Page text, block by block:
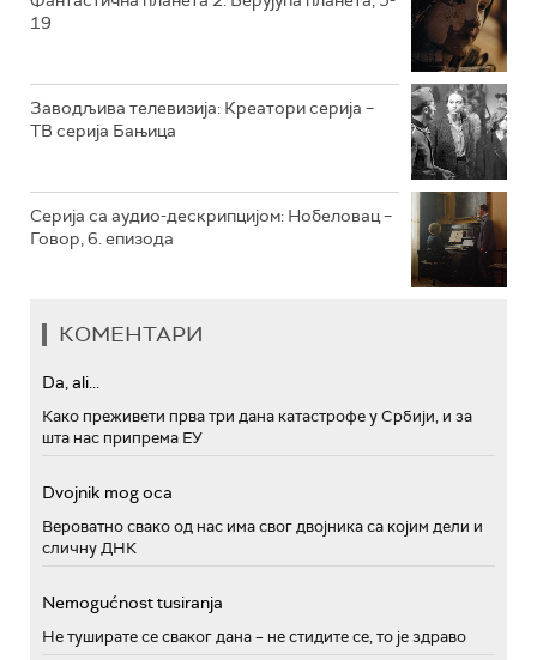
19
Заводљива телевизија: Креатори серија –
ТВ серија Бањица
Серија са аудио-дескрипцијом: Нобеловац –
Говор, 6. епизода
КОМЕНТАРИ
Da, ali...
Како преживети прва три дана катастрофе у Србији, и за
шта нас припрема ЕУ
Dvojnik mog oca
Вероватно свако од нас има свог двојника са којим дели и
сличну ДНК
Nemogućnost tusiranja
Не туширате се сваког дана – не стидите се, то је здраво